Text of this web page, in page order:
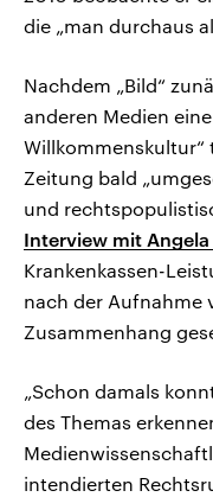
die „man durchaus
Nachdem „Bild“
anderen Medien
Zeitung bald
und
Interview mit Angela
Krankenkassen-
nach der Aufnahme
Zusammenhang
„Schon damals
des Themas
intendierten